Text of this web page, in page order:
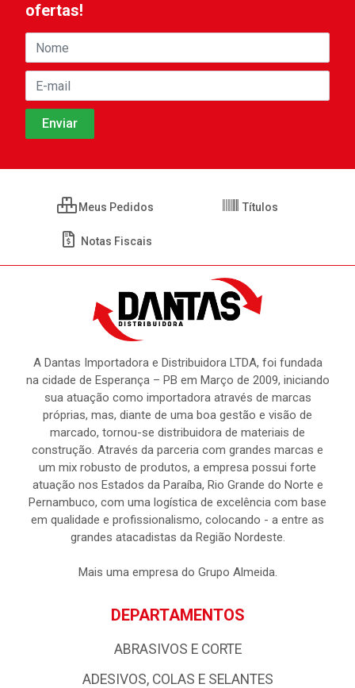
ofertas!
Meus Pedidos Títulos
Notas Fiscais
A Dantas Importadora e Distribuidora LTDA, foi fundada
na cidade de Esperança – PB em Março de 2009, iniciando
sua atuação como importadora através de marcas
próprias, mas, diante de uma boa gestão e visão de
marcado, tornou-se distribuidora de materiais de
construção. Através da parceria com grandes marcas e
um mix robusto de produtos, a empresa possui forte
atuação nos Estados da Paraíba, Rio Grande do Norte e
Pernambuco, com uma logística de excelência com base
em qualidade e profissionalismo, colocando - a entre as
grandes atacadistas da Região Nordeste.
Mais uma empresa do Grupo Almeida.
DEPARTAMENTOS
ABRASIVOS E CORTE
ADESIVOS, COLAS E SELANTES